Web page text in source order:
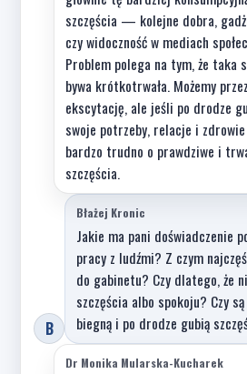
szczęścia — kolejne dobra,
czy widoczność w mediach
Problem polega na tym, że taka
bywa krótkotrwała. Możemy
ekscytację, ale jeśli po drodze
swoje potrzeby, relacje i
bardzo trudno o prawdziwe i
szczęścia.
B
Błażej Kronic
Jakie ma pani doświadczenie
pracy z ludźmi? Z czym
do gabinetu? Czy dlatego, że
szczęścia albo spokoju? Czy
biegną i po drodze gubią
Dr Monika Mularska-Kucharek